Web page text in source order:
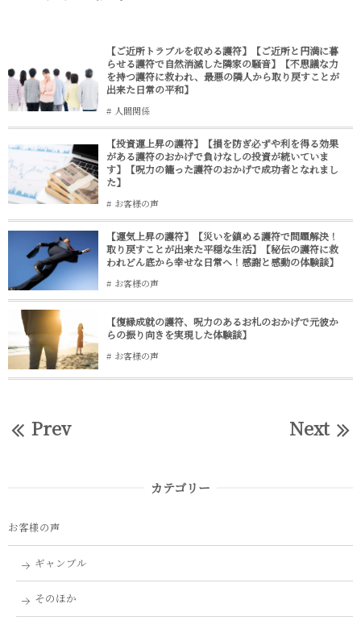
【ご近所トラブルを収める護符】【ご近所と円満に暮
らせる護符で自然消滅した隣家の騒音】【不思議な力
を持つ護符に救われ、最悪の隣人から取り戻すことが
出来た日常の平和】
人間関係
【投資運上昇の護符】【損を防ぎ必ずや利を得る効果
がある護符のおかげで負けなしの投資が続いていま
す】【呪力の籠った護符のおかげで成功者となれまし
た】
お客様の声
【運気上昇の護符】【災いを鎮める護符で問題解決！
取り戻すことが出来た平穏な生活】【秘伝の護符に救
われどん底から幸せな日常へ！感謝と感動の体験談】
お客様の声
【復縁成就の護符、呪力のあるお札のおかげで元彼か
らの振り向きを実現した体験談】
お客様の声
Prev Next
カテゴリー
お客様の声
ギャンブル
そのほか